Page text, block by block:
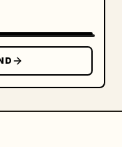
biên tập,
tế, bố cục
hình mờ ứng
bên phải hiển